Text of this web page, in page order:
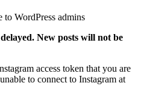
to WordPress admins
New posts will not be
access token that you are
to connect to Instagram at